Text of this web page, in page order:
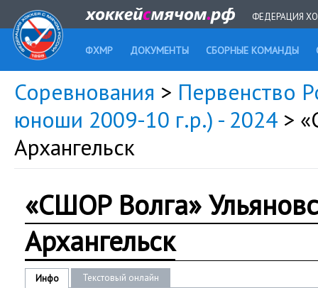
ФЕДЕРАЦИЯ
ФХМР ДОКУМЕНТЫ СБОРНЫЕ КОМАНДЫ
Соревнования > Первенство
юноши 2009-10 г.р.) - 2024 >
Архангельск
«СШОР Волга»
Архангельск
Инфо Текстовый онлайн